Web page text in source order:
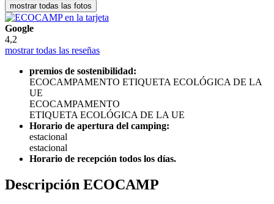
mostrar todas las fotos
Google
4,2
mostrar todas las reseñas
premios de sostenibilidad:
ECOCAMPAMENTO ETIQUETA ECOLÓGICA DE LA
UE
ECOCAMPAMENTO
ETIQUETA ECOLÓGICA DE LA UE
Horario de apertura del camping:
estacional
estacional
Horario de recepción todos los días.
Descripción ECOCAMP